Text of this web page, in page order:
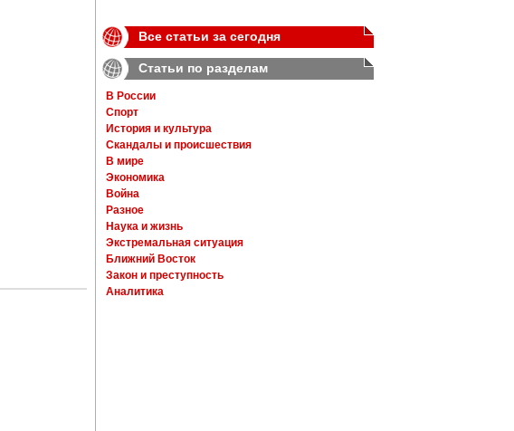
Все статьи за сегодня
Статьи по разделам
В России
Спорт
История и культура
Скандалы и происшествия
В мире
Экономика
Война
Разное
Наука и жизнь
Экстремальная ситуация
Ближний Восток
Закон и преступность
Аналитика